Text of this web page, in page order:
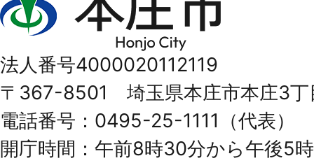
庄
Honjo
City
法人番号4000020112119
〒367-8501 埼玉県本庄市本庄3丁
電話番号：0495-25-1111（代表）
開庁時間：午前8時30分から午後5